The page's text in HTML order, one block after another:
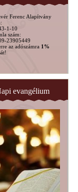
Ferenc Alapítvány
1-10
szám:
23905449
az adószámra 1%
evangélium